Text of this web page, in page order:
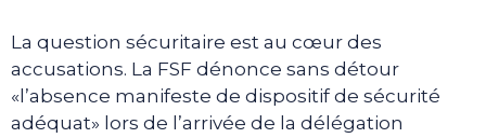
La question sécuritaire est au cœur des
accusations. La FSF dénonce sans détour
«l’absence manifeste de dispositif de sécurité
adéquat» lors de l’arrivée de la délégation